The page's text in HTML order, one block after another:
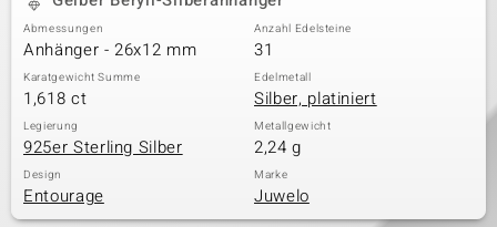
Classics
Abmessungen
Anhänger - 26x12 mm
Anzahl Edelsteine
31
Karatgewicht Summe
1,618 ct
Edelmetall
Silber, platiniert
Legierung
925er Sterling Silber
Metallgewicht
2,24 g
Design
Entourage
Marke
Juwelo